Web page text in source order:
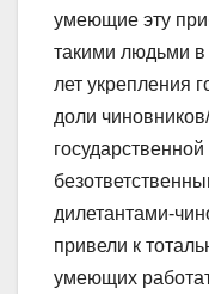
умеющие эту
такими людьми
лет укрепления
доли
дилетантами-
привели к
умеющих